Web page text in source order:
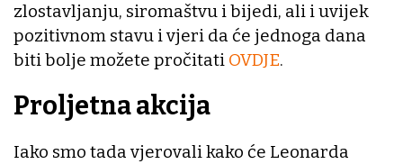
zlostavljanju, siromaštvu i bijedi, ali i uvijek
pozitivnom stavu i vjeri da će jednoga dana
biti bolje možete pročitati OVDJE.
Proljetna akcija
Iako smo tada vjerovali kako će Leonarda